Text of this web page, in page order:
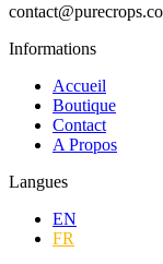
Informations
Accueil
Boutique
Contact
A Propos
Langues
EN
FR